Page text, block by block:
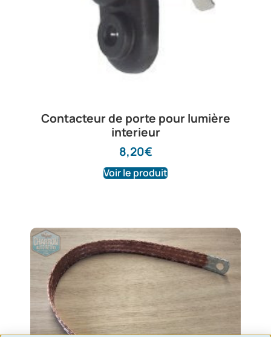
Contacteur de porte pour lumière
interieur
8,20€
Voir le produit